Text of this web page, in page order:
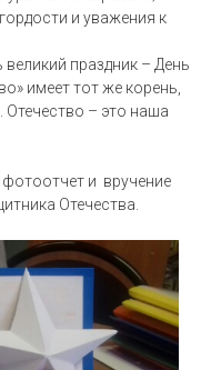
и уважения к
праздник – День
имеет тот же корень,
Отечество – это наша
и вручение
Отечества.